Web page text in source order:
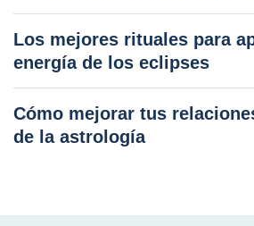
Los mejores rituales para
energía de los eclipses
Cómo mejorar tus
de la astrología